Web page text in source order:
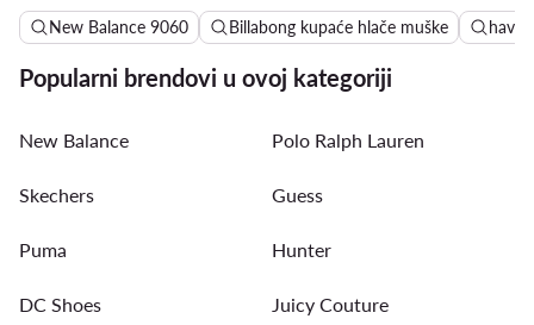
New Balance 9060 Billabong kupaće hlače muške
Popularni brendovi u ovoj kategoriji
New Balance Polo Ralph Lauren
Skechers Guess
Puma Hunter
DC Shoes Juicy Couture